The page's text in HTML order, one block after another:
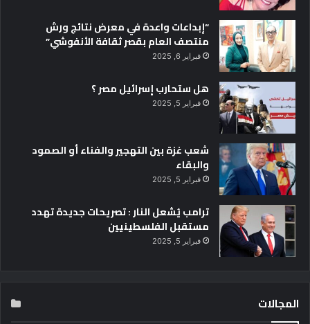
“إبداعات واعدة في معرض نتائج ورش
منتصف العام بقصر ثقافة الأنفوشي”
فبراير 6, 2025
هل ستحارب إسرائيل مصر ؟
فبراير 5, 2025
شعب غزة بين التهجير والفناء أو الصمود
والبقاء
فبراير 5, 2025
ترامب يُشعل النار : تصريحات جديدة تهدد
مستقبل الفلسطينيين
فبراير 5, 2025
المجالات